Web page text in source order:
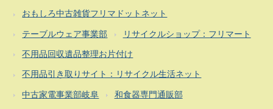
おもしろ中古雑貨フリマドットネット
テーブルウェア事業部 リサイクルショップ：フリマート
不用品回収遺品整理お片付け
不用品引き取りサイト：リサイクル生活ネット
中古家電事業部岐阜 和食器専門通販部